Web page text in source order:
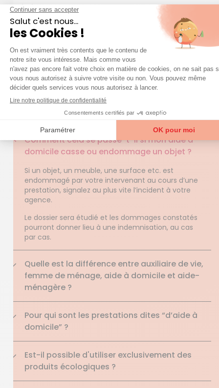
génération. Et il convient de rappeler que le CESU
est un mode de paiement qui permet au bénéficiaire
d’alléger le coût des prestations d’aide à domicile.
QUESTIONS FRÉQUENTES
Unequestion sur nos services ?
Comment cela se passe-t-il si mon aide à
domicile casse ou endommage un objet ?
Si un objet, un meuble, une surface etc. est
endommagé par votre intervenant au cours d’une
prestation, signalez au plus vite l’incident à votre
agence.
Le dossier sera étudié et les dommages constatés
pourront donner lieu à une indemnisation, au cas
par cas.
Quelle est la différence entre auxiliaire de vie,
femme de ménage, aide à domicile et aide-
ménagère ?
Pour qui sont les prestations dites “d’aide à
domicile” ?
Est-il possible d'utiliser exclusivement des
produits écologiques ?